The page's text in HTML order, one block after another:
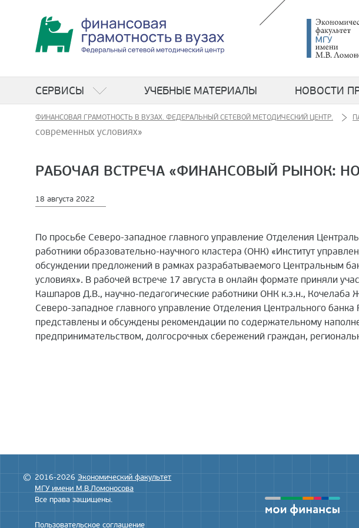
СЕРВИСЫ УЧЕБНЫЕ МАТЕРИАЛЫ НОВОСТИ
ФИНАНСОВАЯ ГРАМОТНОСТЬ В ВУЗАХ. ФЕДЕРАЛЬНЫЙ СЕТЕВОЙ МЕТОДИЧЕСКИЙ ЦЕНТР.
современных условиях»
РАБОЧАЯ ВСТРЕЧА «ФИНАНСОВЫЙ РЫНОК:
18 августа 2022
По просьбе Северо-западное главного управление Отделения
работники образовательно-научного кластера (ОНК) «Институт
обсуждении предложений в рамках разрабатываемого Центральным
условиях». В рабочей встрече 17 августа в онлайн формате приняли
Кашпаров Д.В., научно-педагогические работники ОНК к.э.н.,
Северо-западное главного управление Отделения Центрального
представлены и обсуждены рекомендации по содержательному
предпринимательством, долгосрочных сбережений граждан,
2016-2026Экономический факультет
МГУ имени М.В.Ломоносова
Все права защищены.
Пользовательское соглашение